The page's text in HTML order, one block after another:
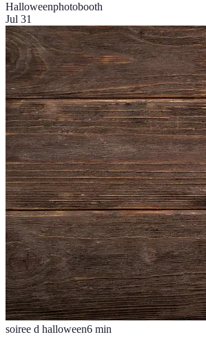
Halloweenphotobooth
Jul 31
soiree d halloween6 min